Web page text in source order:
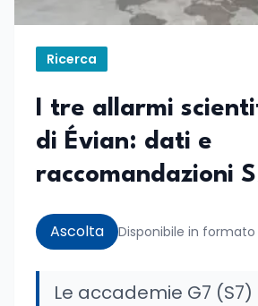
Ricerca
I tre allarmi
di Évian: dati e
raccomandazioni
Ascolta Disponibile in
Le accademie G7 (S7)